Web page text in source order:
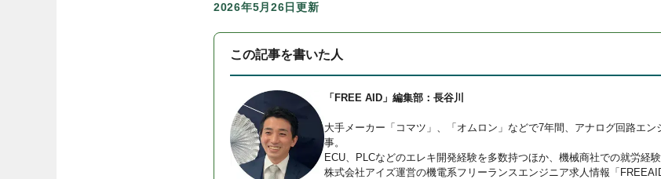
2026年5月26日更新
この記事を書いた人
「FREE AID」編集部：長谷川
大手メーカー「コマツ」、「オムロン」などで7年間、アナログ回路エ
事。
ECU、PLCなどのエレキ開発経験を多数持つほか、機械商社での就労経験
株式会社アイズ運営の機電系フリーランスエンジニア求人情報「